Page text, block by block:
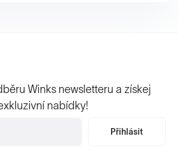
Winks newsletteru a získej
nabídky!
Přihlásit